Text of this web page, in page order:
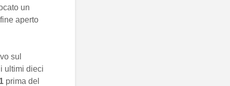
un
aperto
sul
ultimi dieci
prima del